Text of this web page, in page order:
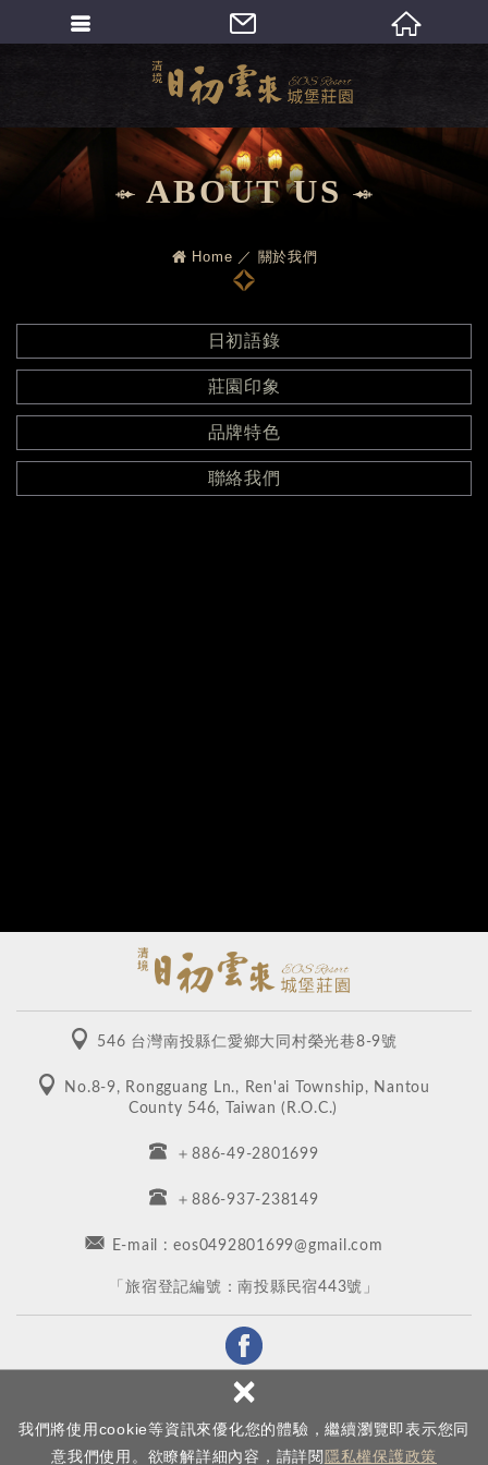
我們將使用cookie等資訊來優化您的體驗，繼續瀏覽即表示您同
意我們使用。欲瞭解詳細內容，請詳閱 隱私權保護政策
×
ABOUT US
Home 關於我們
日初語錄
莊園印象
品牌特色
聯絡我們
546 台灣南投縣仁愛鄉大同村榮光巷8-9號
No.8-9, Rongguang Ln., Ren'ai Township, Nantou
County 546, Taiwan (R.O.C.)
＋886-49-2801699
＋886-937-238149
E-mail : eos0492801699@gmail.com
​「旅宿登記編號：南投縣民宿443號」
Copyright © 清境日初雲來渡假莊園 All rights reserved.
網頁設計: 新視野 免責聲明 使用條款
繁體中文